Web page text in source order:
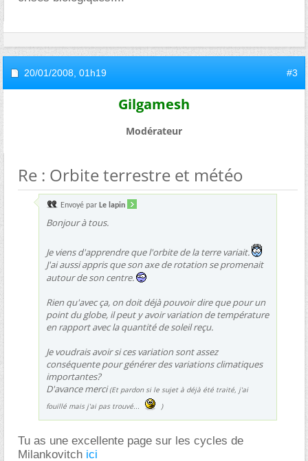
20/01/2008, 01h19 #3
Gilgamesh
Modérateur
Re : Orbite terrestre et météo
Envoyé par Le lapin
Bonjour à tous.
Je viens d'apprendre que l'orbite de la terre variait.
J'ai aussi appris que son axe de rotation se promenait
autour de son centre.
Rien qu'avec ça, on doit déjà pouvoir dire que pour un
point du globe, il peut y avoir variation de température
en rapport avec la quantité de soleil reçu.
Je voudrais avoir si ces variation sont assez
conséquente pour générer des variations climatiques
importantes?
D'avance merci(Et pardon si le sujet à déjà été traité, j'ai
fouillé mais j'ai pas trouvé...
)
Tu as une excellente page sur les cycles de
Milankovitch ici